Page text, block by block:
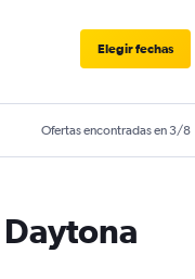
Elegir fechas
Ofertas encontradas en 3/8